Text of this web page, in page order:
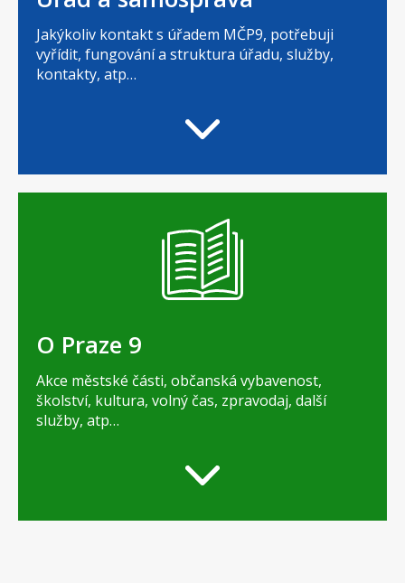
Jakýkoliv kontakt s úřadem MČP9, potřebuji
vyřídit, fungování a struktura úřadu, služby,
kontakty, atp…
O Praze 9
Akce městské části, občanská vybavenost,
školství, kultura, volný čas, zpravodaj, další
služby, atp…